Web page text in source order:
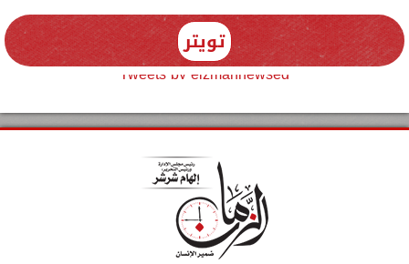
تويتر
Tweets by elzmannewseg